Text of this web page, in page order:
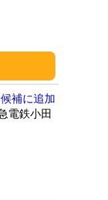
電鉄小田
候補に追加